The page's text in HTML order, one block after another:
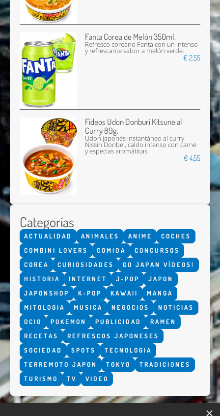
Fanta Corea de Melón 350ml.
Refresco coreano Fanta con un intenso
y refrescante sabor a melón verde.
€ 2,55
Fideos Udon Donburi Kitsune al
Curry 89g.
Udon japonés instantáneo al curry
Nissin Donbei, caldo intenso con carne
y especias aromáticas.
€ 4,55
Categorías
ACTUALIDAD ANIMALES ANIME
COCHES
COMBINI LOVERS
COMIDA
CONCURSOS
COREA
CURIOSIDADES
GO JAPAN VÍDEOS!
HISTORIA
INTERNET J-POP
JAPON
JAPONSHOP
K-POP KAWAII
MANGA
MITOLOGIA
MUSICA NEGOCIOS
NOTICIAS
OCIO
POKEMON PUBLICIDAD
RAMEN
RECETAS
REFRESCOS JAPONESES
SOCIEDAD
SPOTS
TECNOLOGIA
TERREMOTO JAPON
TOKYO
TRADICIONES
TURISMO
TV VIDEO